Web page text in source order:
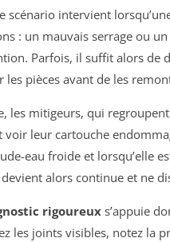
scénario intervient
: un mauvais serrage ou
Parfois, il suffit alors de
les pièces avant de les
les mitigeurs, qui
voir leur cartouche
eau froide et lorsqu’elle
alors continue et ne
rigoureux s’appuie
les joints visibles, notez la